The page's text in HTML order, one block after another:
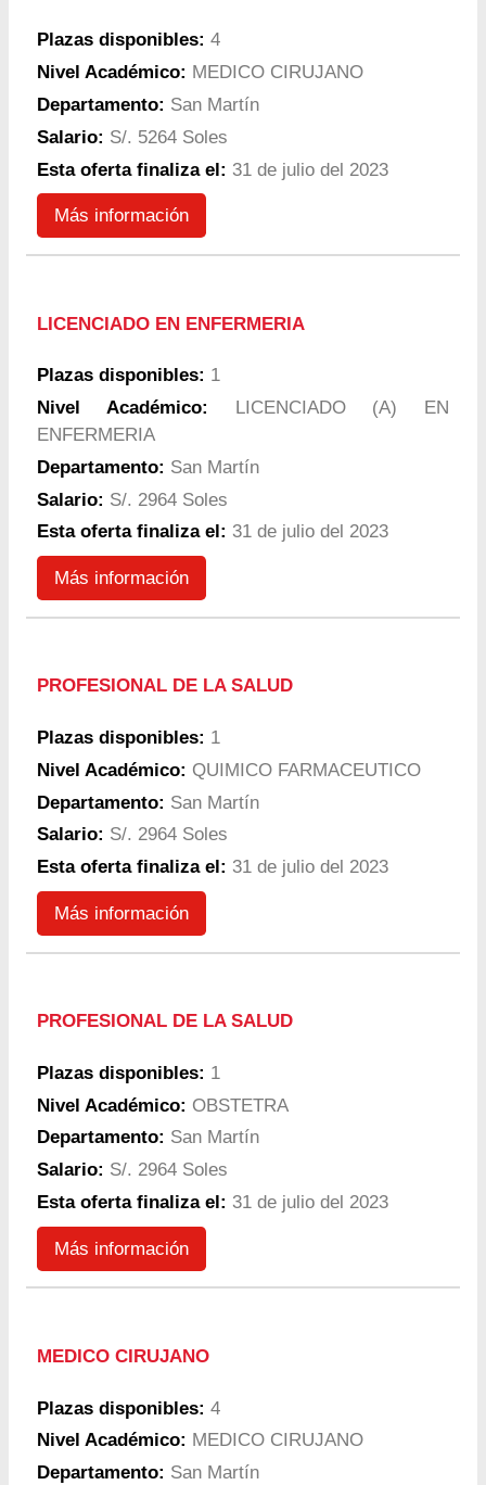
Plazas disponibles: 4
Nivel Académico: MEDICO CIRUJANO
Departamento: San Martín
Salario: S/. 5264 Soles
Esta oferta finaliza el: 31 de julio del 2023
Más información
LICENCIADO EN ENFERMERIA
Plazas disponibles: 1
Nivel Académico: LICENCIADO (A) EN
ENFERMERIA
Departamento: San Martín
Salario: S/. 2964 Soles
Esta oferta finaliza el: 31 de julio del 2023
Más información
PROFESIONAL DE LA SALUD
Plazas disponibles: 1
Nivel Académico: QUIMICO FARMACEUTICO
Departamento: San Martín
Salario: S/. 2964 Soles
Esta oferta finaliza el: 31 de julio del 2023
Más información
PROFESIONAL DE LA SALUD
Plazas disponibles: 1
Nivel Académico: OBSTETRA
Departamento: San Martín
Salario: S/. 2964 Soles
Esta oferta finaliza el: 31 de julio del 2023
Más información
MEDICO CIRUJANO
Plazas disponibles: 4
Nivel Académico: MEDICO CIRUJANO
Departamento: San Martín